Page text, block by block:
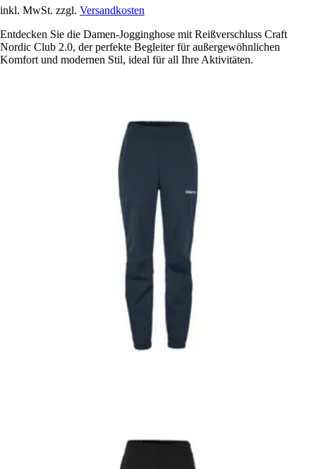
inkl. MwSt. zzgl. Versandkosten
Entdecken Sie die Damen-Jogginghose mit Reißverschluss Craft
Nordic Club 2.0, der perfekte Begleiter für außergewöhnlichen
Komfort und modernen Stil, ideal für all Ihre Aktivitäten.